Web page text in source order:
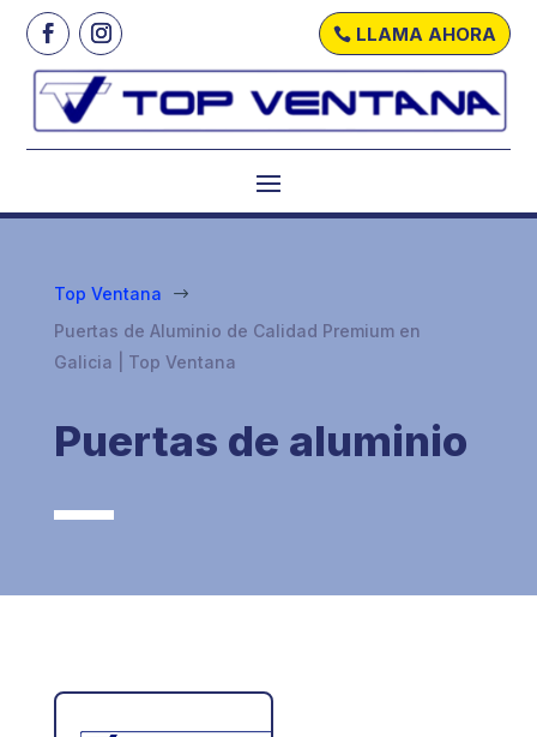
LLAMA AHORA
Top Ventana $
Puertas de Aluminio de Calidad Premium en
Galicia | Top Ventana
Puertas de aluminio